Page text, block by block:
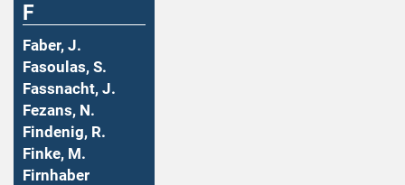
F
Faber, J.
Fasoulas, S.
Fassnacht, J.
Fezans, N.
Findenig, R.
Finke, M.
Firnhaber